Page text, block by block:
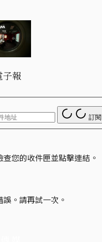
報
訂閱
您的收件匣並點擊連結。
。請再試一次。